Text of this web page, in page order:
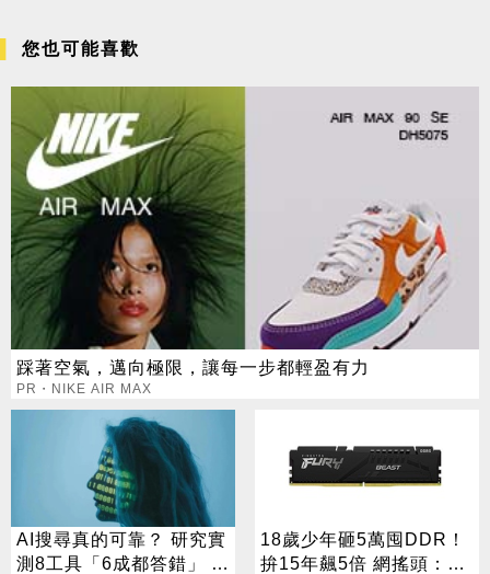
您也可能喜歡
踩著空氣，邁向極限，讓每一步都輕盈有力
PR・NIKE AIR MAX
AI搜尋真的可靠？ 研究實
測8工具「6成都答錯」 這
18歲少年砸5萬囤DDR！
拚15年飆5倍 網搖頭：會